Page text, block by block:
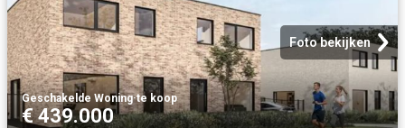
Foto bekijken
Geschakelde Woning·te koop
€ 439.000